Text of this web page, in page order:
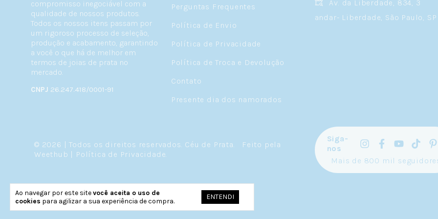
Ao navegar por este sitevocê aceita o uso de
cookies para agilizar a sua experiência de compra.
ENTENDI
compromisso inegociável com a
qualidade de nossos produtos.
Todos os nossos itens passam por
um rigoroso processo de seleção,
produção e acabamento, garantindo
a você o que há de melhor em
termos de joias de prata no
mercado.
CNPJ 26.247.418/0001-91
Perguntas Frequentes
Política de Envio
Política de Privacidade
Política de Troca e Devolução
Contato
Presente dia dos namorados
Av. da Liberdade, 834, 3
andar- Liberdade, São Paulo, SP
© 2026 | Todos os direitos reservados. Céu de Prata.
Feito pela
Weethub
Política de Privacidade.
Siga-
nos
Mais de 800 mil